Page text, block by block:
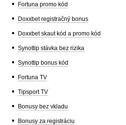
Fortuna promo kód
Doxxbet registračný bonus
Doxxbet skaut kód a promo kód
Synottip stávka bez rizika
Synottip bonus kód
Fortuna TV
Tipsport TV
Bonusy bez vkladu
Bonusy za registráciu